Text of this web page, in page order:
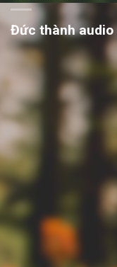
Đức thành audio